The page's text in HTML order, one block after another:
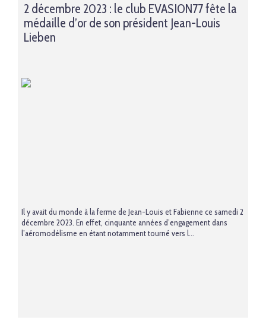
2 décembre 2023 : le club EVASION77 fête la
médaille d’or de son président Jean-Louis
Lieben
Il y avait du monde à la ferme de Jean-Louis et Fabienne ce samedi 2
décembre 2023. En effet, cinquante années d’engagement dans
l’aéromodélisme en étant notamment tourné vers l...